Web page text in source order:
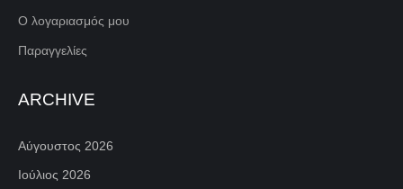
Ο λογαριασμός μου
Παραγγελίες
ARCHIVE
Αύγουστος 2026
Ιούλιος 2026